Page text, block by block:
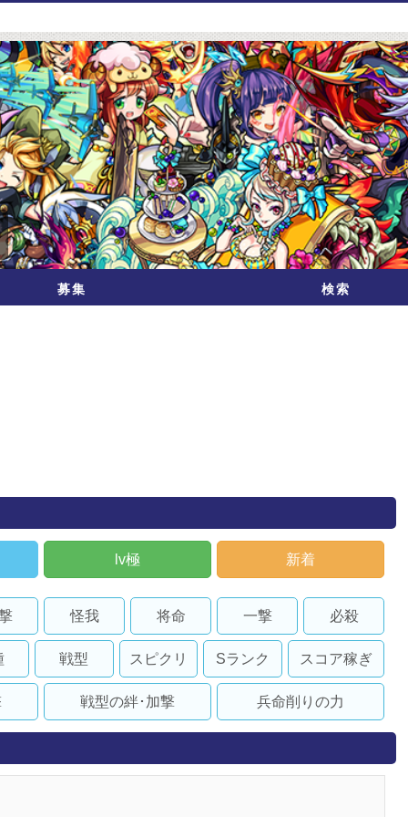
募集 検索
lv極 新着
怪我 将命 一撃 必殺
戦型 スピクリ Sランク スコア稼ぎ
戦型の絆･加撃 兵命削りの力